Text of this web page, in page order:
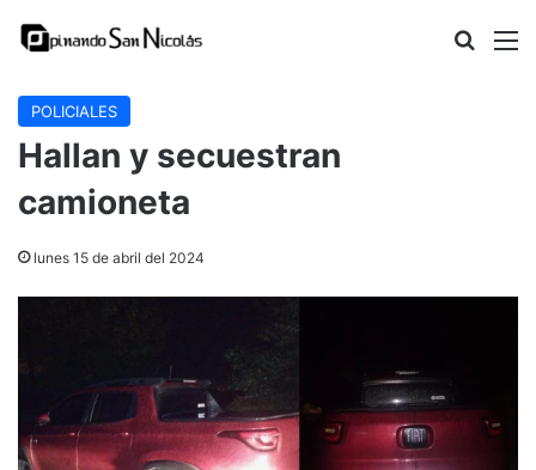
Buscar
POLICIALES
Hallan y secuestran
camioneta
lunes 15 de abril del 2024